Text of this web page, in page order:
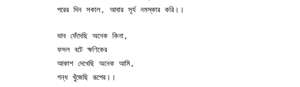
পরের দিন সকাল, আবার সূর্য নমস্কার করি।।
ভাব ফেঁদেছি অনেক কিনা,
ফসল বটে ক্ষণিকের
আকাশ দেখেছি অনেক আমি,
গন্ধ খুঁজেছি রূপের।।